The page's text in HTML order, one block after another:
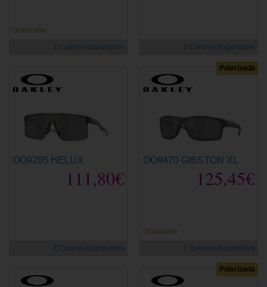
Graduable
2 Colores disponibles
2 Colores disponibles
OO9285 HELUX
111,80€
7 Colores disponibles
Polarizada
OO9470 GIBSTON XL
125,45€
Graduable
7 Colores disponibles
Polarizada